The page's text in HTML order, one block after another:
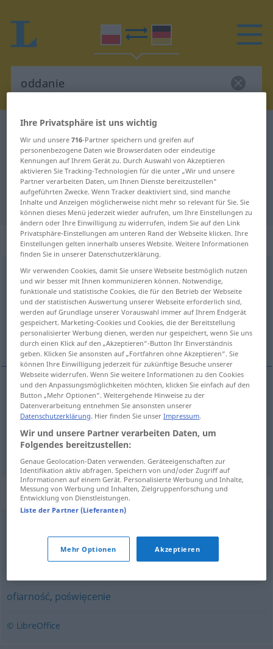
Polnisch-Deutsch Wörterbuch
Polnisch-Deutsch Übersetzung für
"oddanie"
"oddanie" Deutsch Übersetzung
„oddanie“: rodzaj nijaki
oddanien <-a;bpl>
Übersicht aller Übersetzungen
(Für mehr Details die Übersetzung anklicken/antippen)
Rückgabe, Hingabe
Rückgabef oddanie
Hingabef oddanie FIG
Synonyme für "oddanie"
mocno,żarliwie
,wierność
ofiarność, poświęcenie
© LibreOffice
Ihre Privatsphäre ist uns wichtig
Wir und unsere716-Partner speichern und greifen auf
personenbezogene Daten wie Browserdaten oder eindeutige
Kennungen auf Ihrem Gerät zu. Durch Auswahl von Akzeptieren
aktivieren Sie Tracking-Technologien für die unter „Wir und unsere
Partner verarbeiten Daten, um Ihnen Dienste bereitzustellen“
aufgeführten Zwecke. Wenn Tracker deaktiviert sind, sind manche
Inhalte und Anzeigen möglicherweise nicht mehr so relevant für Sie. Sie
können dieses Menü jederzeit wieder aufrufen, um Ihre Einstellungen zu
ändern oder Ihre Einwilligung zu widerrufen, indem Sie auf den Link
Privatsphäre-Einstellungen am unteren Rand der Webseite klicken. Ihre
Einstellungen gelten innerhalb unseres Website. Weitere Informationen
finden Sie in unserer Datenschutzerklärung.
Wir verwenden Cookies, damit Sie unsere Webseite bestmöglich nutzen
und wir besser mit Ihnen kommunizieren können. Notwendige,
funktionale und statistische Cookies, die für den Betrieb der Webseite
und der statistischen Auswertung unserer Webseite erforderlich sind,
werden auf Grundlage unserer Vorauswahl immer auf Ihrem Endgerät
gespeichert. Marketing-Cookies und Cookies, die der Bereitstellung
personalisierter Werbung dienen, werden nur gespeichert, wenn Sie uns
durch einen Klick auf den „Akzeptieren“-Button Ihr Einverständnis
geben. Klicken Sie ansonsten auf „Fortfahren ohne Akzeptieren“. Sie
können Ihre Einwilligung jederzeit für zukünftige Besuche unserer
Webseite widerrufen. Wenn Sie weitere Informationen zu den Cookies
und den Anpassungsmöglichkeiten möchten, klicken Sie einfach auf den
Button „Mehr Optionen“. Weitergehende Hinweise zu der
Datenverarbeitung entnehmen Sie ansonsten unserer
Datenschutzerklärung. Hier finden Sie unserImpressum.
Wir und unsere Partner verarbeiten Daten, um
Folgendes bereitzustellen:
Genaue Geolocation-Daten verwenden. Geräteeigenschaften zur
Identifikation aktiv abfragen. Speichern von und/oder Zugriff auf
Informationen auf einem Gerät. Personalisierte Werbung und Inhalte,
Messung von Werbung und Inhalten, Zielgruppenforschung und
Entwicklung von Dienstleistungen.
Liste der Partner (Lieferanten)
Mehr Optionen Akzeptieren